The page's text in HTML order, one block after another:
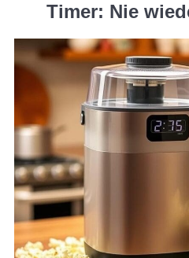
Timer: Nie